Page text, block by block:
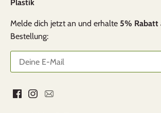
Plastik
Melde dich jetzt an und erhalte 5% Rabatt
Bestellung: